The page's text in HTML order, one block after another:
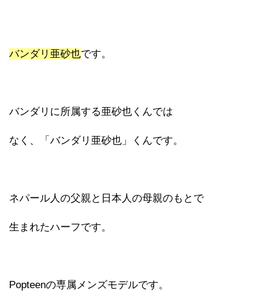
バンダリ亜砂也です。
バンダリに所属する亜砂也くんでは
なく、「バンダリ亜砂也」くんです。
ネパール人の父親と日本人の母親のもとで
生まれたハーフです。
Popteenの専属メンズモデルです。